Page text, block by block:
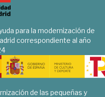
para la modernización de
correspondiente al año
de las pequeñas y